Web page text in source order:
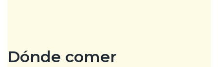
Dónde comer